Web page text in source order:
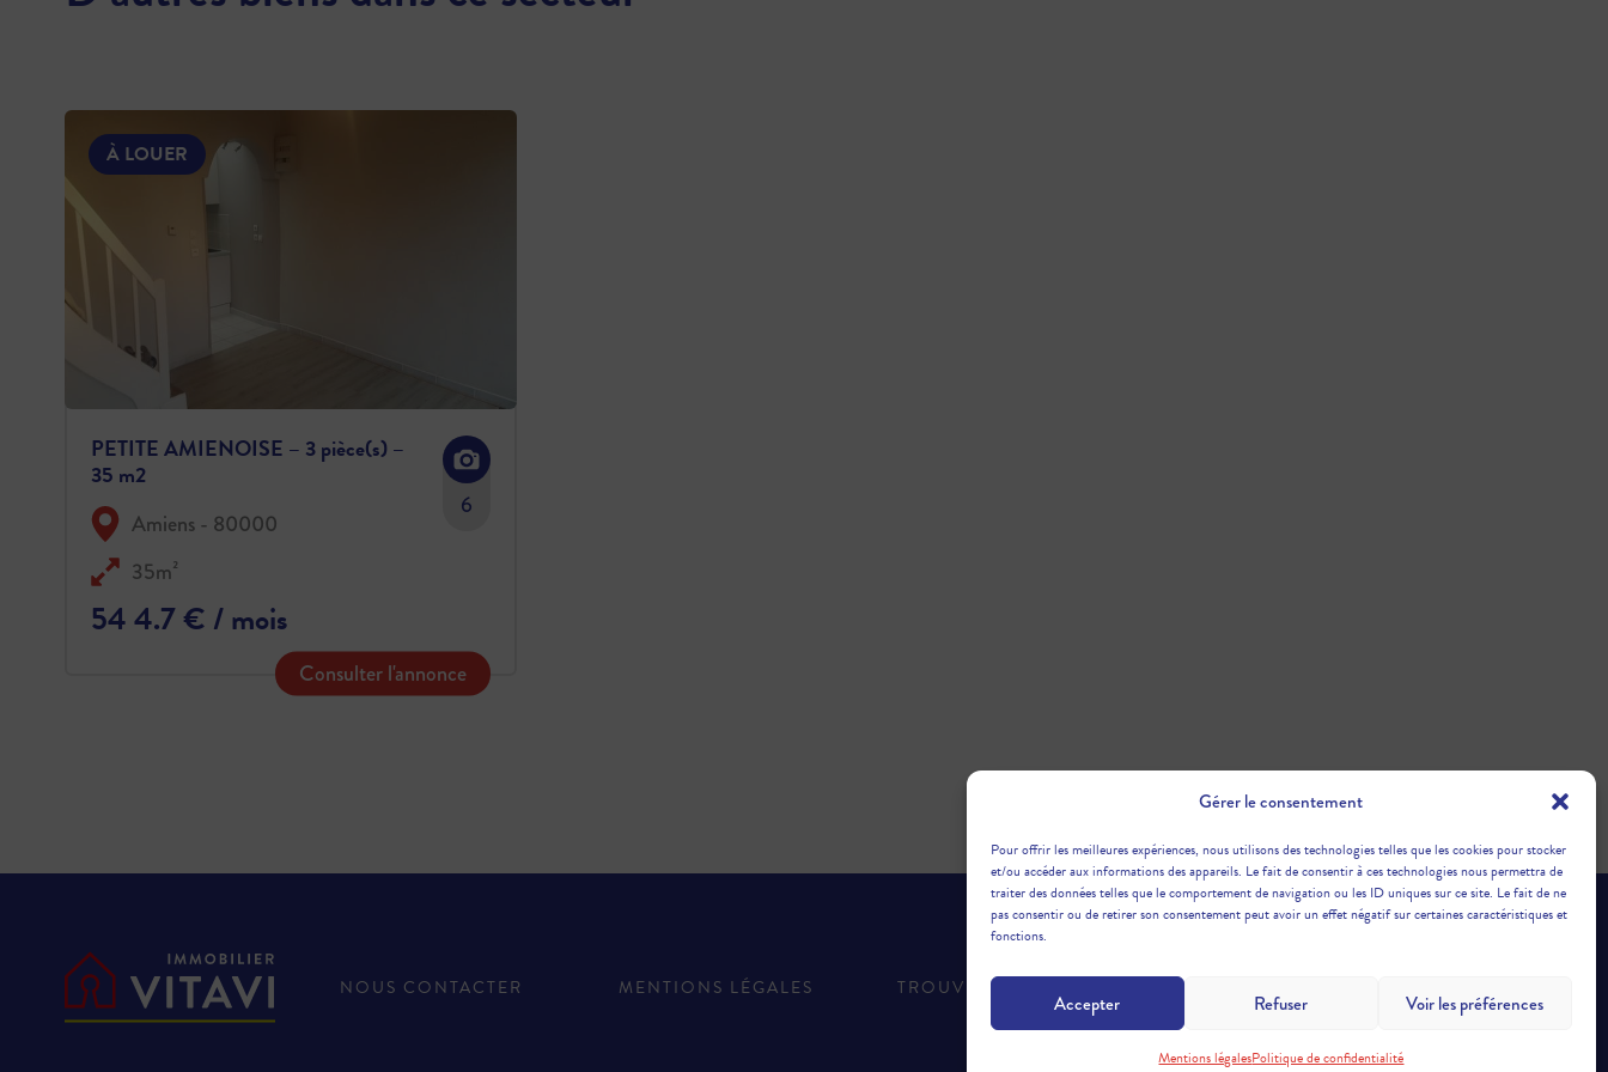
Gérer le consentement
Pour offrir les meilleures expériences, nous utilisons des technologies telles que les cookies pour stocker
et/ou accéder aux informations des appareils. Le fait de consentir à ces technologies nous permettra de
traiter des données telles que le comportement de navigation ou les ID uniques sur ce site. Le fait de ne
pas consentir ou de retirer son consentement peut avoir un effet négatif sur certaines caractéristiques et
fonctions.
Accepter Refuser Voir les préférences
Mentions légalesPolitique de confidentialité
À LOUER
PETITE AMIENOISE – 3 pièce(s) –
35 m2
Amiens - 80000
35m²
54 4.7 € / mois
6
Consulter l'annonce
NOUS CONTACTER MENTIONS LÉGALES TROUVER UNE AGENCE